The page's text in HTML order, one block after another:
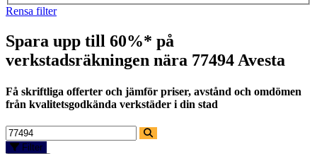
Rensa filter
Spara upp till 60%* på
verkstadsräkningen nära 77494 Avesta
Få skriftliga offerter och jämför priser, avstånd och omdömen
från kvalitetsgodkända verkstäder i din stad
Filter